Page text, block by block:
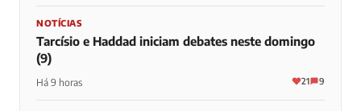
NOTÍCIAS
Tarcísio e Haddad iniciam debates neste domingo
(9)
Há 9 horas 21 9